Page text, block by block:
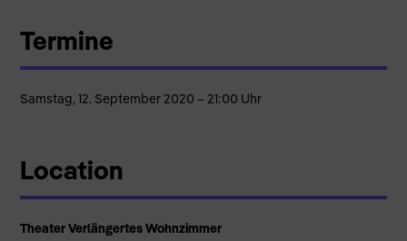
Termine
Samstag, 12. September 2020 – 21:00 Uhr
Location
Theater Verlängertes Wohnzimmer